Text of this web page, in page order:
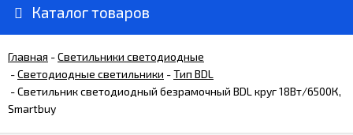
Прайс-
лист
Каталог товаров
Главная -Светильники светодиодные
-Светодиодные светильники -Тип ВDL
-Светильник светодиодный безрамочный BDL круг 18Вт/6500К,
Smartbuy